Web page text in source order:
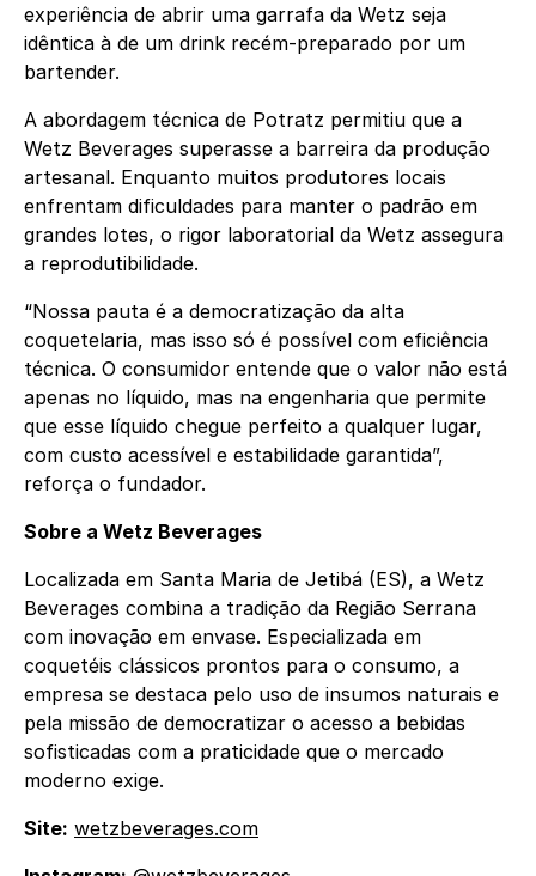
experiência de abrir uma garrafa da Wetz seja
idêntica à de um drink recém-preparado por um
bartender.
A abordagem técnica de Potratz permitiu que a
Wetz Beverages superasse a barreira da produção
artesanal. Enquanto muitos produtores locais
enfrentam dificuldades para manter o padrão em
grandes lotes, o rigor laboratorial da Wetz assegura
a reprodutibilidade.
“Nossa pauta é a democratização da alta
coquetelaria, mas isso só é possível com eficiência
técnica. O consumidor entende que o valor não está
apenas no líquido, mas na engenharia que permite
que esse líquido chegue perfeito a qualquer lugar,
com custo acessível e estabilidade garantida”,
reforça o fundador.
Sobre a Wetz Beverages
Localizada em Santa Maria de Jetibá (ES), a Wetz
Beverages combina a tradição da Região Serrana
com inovação em envase. Especializada em
coquetéis clássicos prontos para o consumo, a
empresa se destaca pelo uso de insumos naturais e
pela missão de democratizar o acesso a bebidas
sofisticadas com a praticidade que o mercado
moderno exige.
Site: wetzbeverages.com